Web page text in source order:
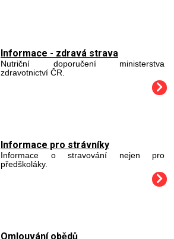
Informace - zdravá strava
Nutriční doporučení ministerstva
zdravotnictví ČR.
Informace pro strávníky
Informace o stravování nejen pro
předškoláky.
Omlouvání obědů